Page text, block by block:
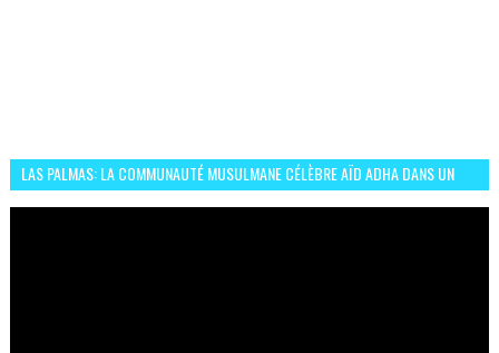
LAS PALMAS: LA COMMUNAUTÉ MUSULMANE CÉLÈBRE AÏD ADHA DANS UN